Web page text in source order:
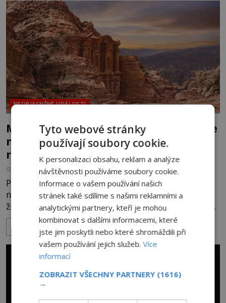
učebnice… Lidé se údajně do tohoto světa rodí
stále znovu a
NEOBJASNĚNÉ UDÁLOSTI
Muž, který znal skalní město Petra… ale
nikdy tam nebyl! Jedná se o důkaz
reinkarnace?
OD KAROLÍNA TRNKOVÁ 1.9.2024 3.1TIS
Případ Arthura Flowerdewa patří mezi
nejpodivnější na světě. Chlapík, který prožije celý
život na východě Anglie, totiž dokáže popsat i ten
nejskrytější kout jordánského skalního města
Petra. Nikdo přitom není schopný určit, jak je to
možné. Nabízí se jen jediné vysvětlení. Jde o
vzpomínky na minulý život! Je ale něco takového
stojící mezi životem a
Tyto webové stránky
používají soubory cookie.
K personalizaci obsahu, reklam a analýze
návštěvnosti používáme soubory cookie.
Informace o vašem používání našich
stránek také sdílíme s našimi reklamními a
analytickými partnery, kteří je mohou
kombinovat s dalšími informacemi, které
jste jim poskytli nebo které shromáždili při
vašem používání jejich služeb.Více
informací
ZOBRAZIT VŠECHNY PARTNERY (1616)
→